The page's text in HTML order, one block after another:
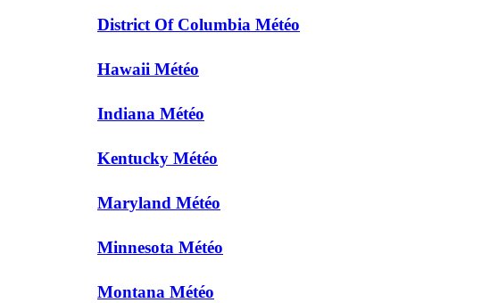
District Of Columbia Météo
Hawaii Météo
Indiana Météo
Kentucky Météo
Maryland Météo
Minnesota Météo
Montana Météo